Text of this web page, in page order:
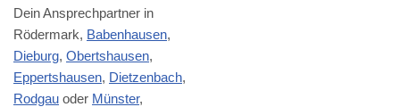
Dein Ansprechpartner in
Rödermark, Babenhausen,
Dieburg, Obertshausen,
Eppertshausen, Dietzenbach,
Rodgau oder Münster,